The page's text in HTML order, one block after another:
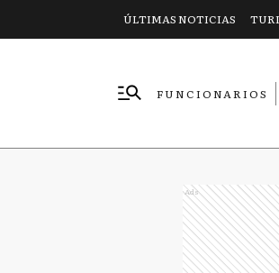
ÚLTIMAS NOTICIAS
FUNCIONARIOS
Ads